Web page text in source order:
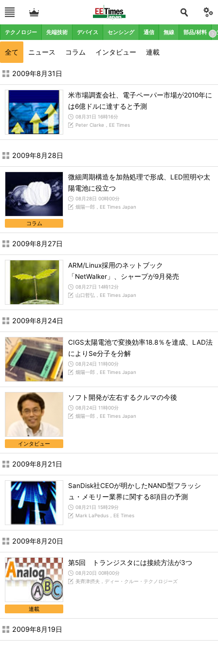
テクノロジー 先端技術 デバイス センシング 通信 無線 部品/材料
全て ニュース コラム インタビュー 連載
2009年8月の記事一覧 - EE Times Japan
2009年8月31日
米市場調査会社、電子ペーパー市場が2010年に
は6億ドルに達すると予測
08月31日 16時16分
Peter Clarke，EE Times
2009年8月28日
コラム
微細周期構造を加熱処理で形成、LED照明や太
陽電池に役立つ
08月28日 00時00分
畑陽一郎，EE Times Japan
2009年8月27日
ARM/Linux採用のネットブック
「NetWalker」、シャープが9月発売
08月27日 14時12分
山口哲弘，EE Times Japan
2009年8月24日
CIGS太陽電池で変換効率18.8％を達成、LAD法
によりSe分子を分解
08月24日 11時00分
畑陽一郎，EE Times Japan
インタビュー
ソフト開発が左右するクルマの今後
08月24日 11時00分
畑陽一郎，EE Times Japan
2009年8月21日
SanDisk社CEOが明かしたNAND型フラッシ
ュ・メモリー業界に関する8項目の予測
08月21日 15時29分
Mark LaPedus，EE Times
2009年8月20日
連載
第5回 トランジスタには接続方法が3つ
08月20日 00時00分
美齊津摂夫，ディー・クルー・テクノロジーズ
2009年8月19日